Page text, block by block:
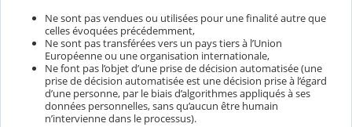
Ne sont pas vendues ou utilisées pour une finalité autre que
celles évoquées précédemment,
Ne sont pas transférées vers un pays tiers à l’Union
Européenne ou une organisation internationale,
Ne font pas l’objet d’une prise de décision automatisée (une
prise de décision automatisée est une décision prise à l’égard
d’une personne, par le biais d’algorithmes appliqués à ses
données personnelles, sans qu’aucun être humain
n’intervienne dans le processus).